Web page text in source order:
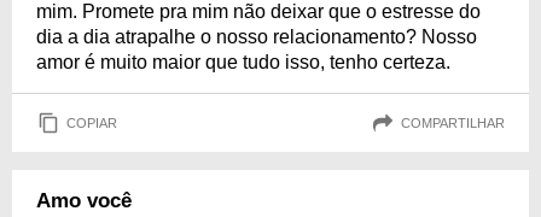
mim. Promete pra mim não deixar que o estresse do
dia a dia atrapalhe o nosso relacionamento? Nosso
amor é muito maior que tudo isso, tenho certeza.
COPIAR COMPARTILHAR
Amo você